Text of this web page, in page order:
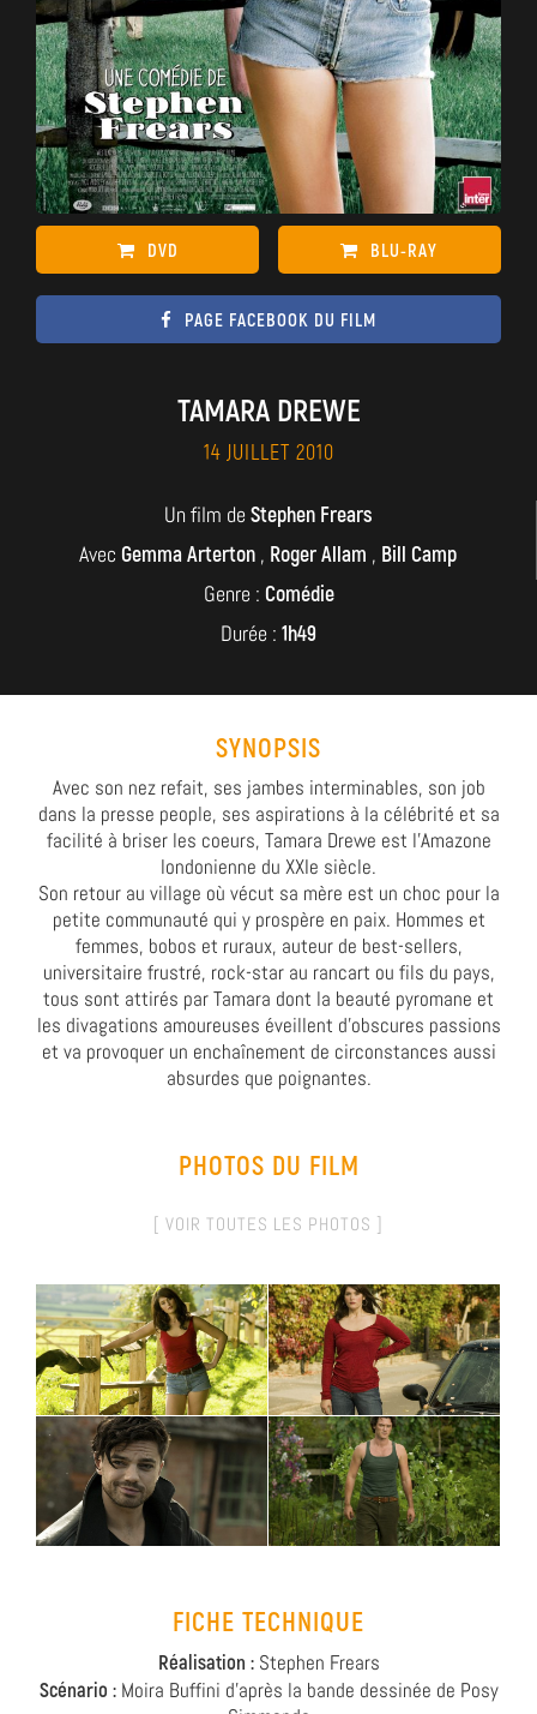
DVD BLU-RAY
PAGE FACEBOOK DU FILM
TAMARA DREWE
14 JUILLET 2010
Un film de Stephen Frears
Avec Gemma Arterton , Roger Allam , Bill Camp
Genre : Comédie
Durée : 1h49
SYNOPSIS
Avec son nez refait, ses jambes interminables, son job
dans la presse people, ses aspirations à la célébrité et sa
facilité à briser les coeurs, Tamara Drewe est l'Amazone
londonienne du XXIe siècle.
Son retour au village où vécut sa mère est un choc pour la
petite communauté qui y prospère en paix. Hommes et
femmes, bobos et ruraux, auteur de best-sellers,
universitaire frustré, rock-star au rancart ou fils du pays,
tous sont attirés par Tamara dont la beauté pyromane et
les divagations amoureuses éveillent d'obscures passions
et va provoquer un enchaînement de circonstances aussi
absurdes que poignantes.
PHOTOS DU FILM
[ VOIR TOUTES LES PHOTOS ]
FICHE TECHNIQUE
Réalisation : Stephen Frears
Scénario : Moira Buffini d’après la bande dessinée de Posy